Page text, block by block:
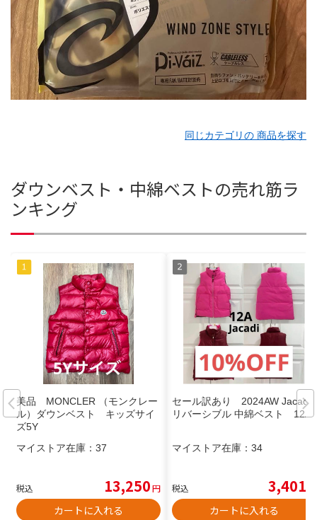
同じカテゴリの 商品を探す
ダウンベスト・中綿ベストの売れ筋ラ
ンキング
美品 MONCLER （モンクレー
ル）ダウンベスト キッズサイ
ズ5Y
マイストア在庫： 37
税込 13,250円
カートに入れる
セール訳あり 2024AW Jacadi
リバーシブル 中綿ベスト 12A
マイストア在庫： 34
税込 3,401
カートに入れる